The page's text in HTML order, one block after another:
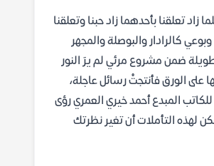
تعلقنا بأحدهما زاد حبنا وتعلقنا
كالرادار والبوصلة والمجهر
ضمن مشروع مرئي لم يرَ النور
على الورق فأنتجتْ رسائل عاجلة،
للكاتب المبدع أحمد خيري العمري رؤى
التأملات أن تغير نظرتك